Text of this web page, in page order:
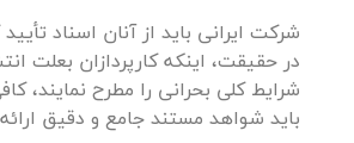
شرکت ایرانی باید از آنان اسناد
در حقیقت، اینکه کارپردازان بعلت
شرایط کلی بحرانی را مطرح نمایند،
باید شواهد مستند جامع و دقیق